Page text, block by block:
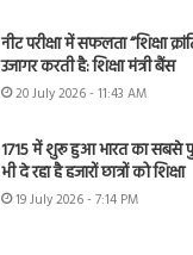
नीट परीक्षा में सफलता “शिक्षा
उजागर करती है: शिक्षा मंत्री बैंस
20 July 2026 - 11:43 AM
1715 में शुरू हुआ भारत का सबसे
भी दे रहा है हजारों छात्रों को शिक्षा
19 July 2026 - 7:14 PM